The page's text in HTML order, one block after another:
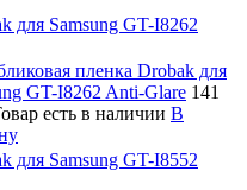
для Samsung GT-I8262
пленка Drobak для
GT-I8262 Anti-Glare 141
есть в наличии В
для Samsung GT-I8552